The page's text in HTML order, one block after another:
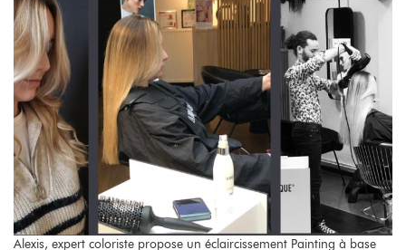
Alexis, expert coloriste propose un éclaircissement Painting à base